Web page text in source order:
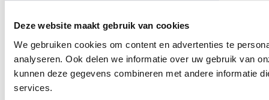
Deze website maakt gebruik van cookies
We gebruiken cookies om content en advertenties te
analyseren. Ook delen we informatie over uw gebruik van
kunnen deze gegevens combineren met andere informatie
services.